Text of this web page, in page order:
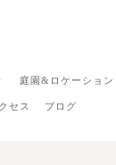
庭園&ロケーション
セス ブログ